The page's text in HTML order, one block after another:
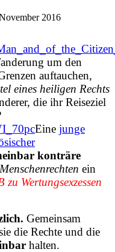
2016
um den
auftauchen,
eines heiligen Rechts
die ihr Reiseziel
Eine junge
konträre
Menschenrechten ein
zu Wertungsexzessen
Gemeinsam
die Rechte und die
halten.